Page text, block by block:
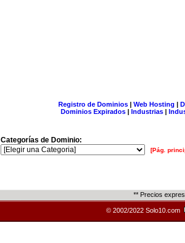
Registro de Dominios| Web Hosting |
Dominios Expirados | Industrias |
Categorías de Dominio:
[Pág.
** Precios
© 2002/2022 Solo10.com